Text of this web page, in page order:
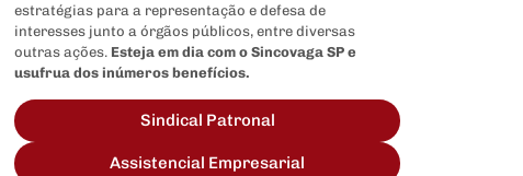
estratégias para a representação e defesa de
interesses junto a órgãos públicos, entre diversas
outras ações. Esteja em dia com o Sincovaga SP e
usufrua dos inúmeros benefícios.
Sindical Patronal
Assistencial Empresarial